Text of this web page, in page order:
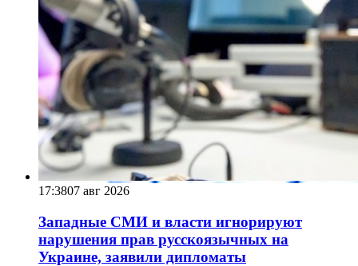
17:3807 авг 2026
Западные СМИ и власти игнорируют
нарушения прав русскоязычных на
Украине, заявили дипломаты